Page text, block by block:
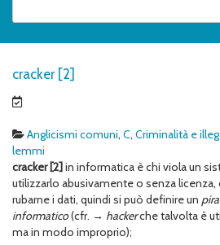
cracker [2]
Anglicismi comuni, C, Criminalità e
lemmi
cracker [2]in informatica è chi viola un
utilizzarlo abusivamente o senza
rubarne i dati, quindi si può definire un
informatico(cfr. → hackerche talvolta è
ma in modo improprio);